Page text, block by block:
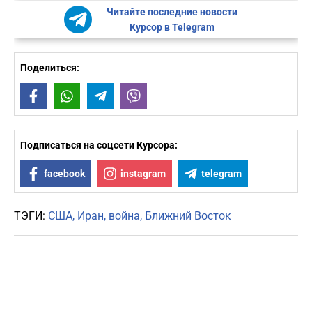
Читайте последние новости
Курсор в Telegram
Поделиться:
FacebookWhatsAppTelegram
Подписаться на соцсети Курсора:
facebook instagram telegram
ТЭГИ: США Иран война Ближний Восток